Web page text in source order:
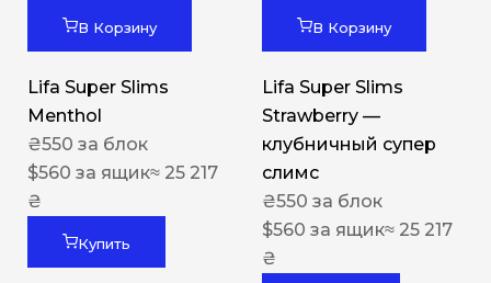
В Корзину
Lifa Super Slims
Menthol
₴550 за блок
$560 за ящик≈ 25 217
₴
Купить
В Корзину
Lifa Super Slims
Strawberry —
клубничный супер
слимс
₴550 за блок
$560 за ящик≈ 25 217
₴